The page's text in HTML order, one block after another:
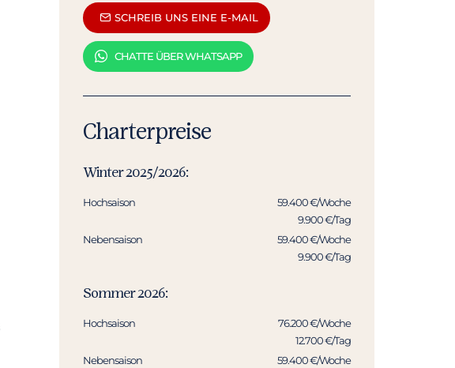
SCHREIB UNS EINE E-MAIL
CHATTE ÜBER WHATSAPP
Charterpreise
Winter 2025/2026:
Hochsaison
59.400 €/Woche
9.900 €/Tag
Nebensaison
59.400 €/Woche
9.900 €/Tag
Sommer 2026:
Hochsaison
76.200 €/Woche
12.700 €/Tag
Nebensaison
59.400 €/Woche